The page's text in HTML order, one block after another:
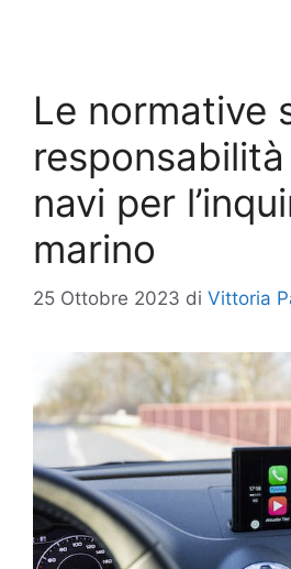
Le normative
navi per
marino
25 Ottobre 2023 di Vittoria